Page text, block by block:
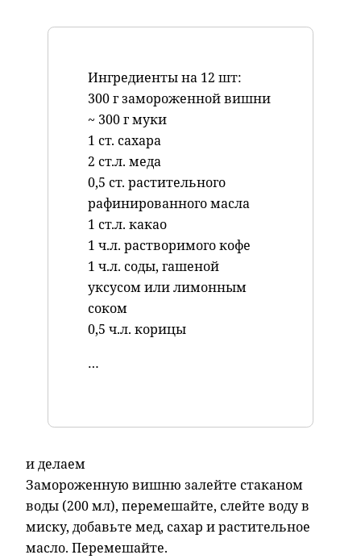
Ингредиенты на 12 шт:
300 г замороженной вишни
~ 300 г муки
1 ст. сахара
2 ст.л. меда
0,5 ст. растительного
рафинированного масла
1 ст.л. какао
1 ч.л. растворимого кофе
1 ч.л. соды, гашеной
уксусом или лимонным
соком
0,5 ч.л. корицы
…
и делаем
Замороженную вишню залейте стаканом
воды (200 мл), перемешайте, слейте воду в
миску, добавьте мед, сахар и растительное
масло. Перемешайте.